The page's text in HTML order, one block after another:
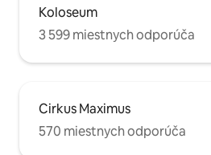
Koloseum
3 599 miestnych odporúča
Cirkus Maximus
570 miestnych odporúča